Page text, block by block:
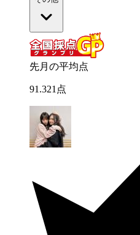
先月の平均点
91 .321 点